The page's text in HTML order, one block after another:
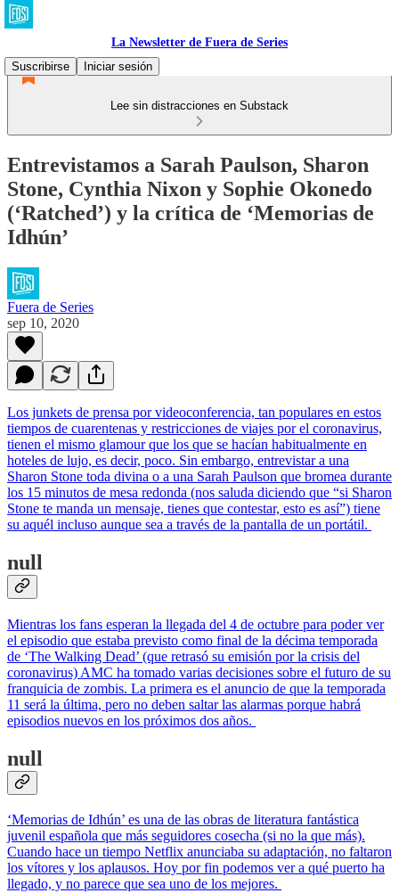
La Newsletter de Fuera de Series
Suscribirse
Iniciar sesión
Lee sin distracciones en Substack
Entrevistamos a Sarah Paulson, Sharon
Stone, Cynthia Nixon y Sophie Okonedo
(‘Ratched’) y la crítica de ‘Memorias de
Idhún’
Fuera de Series
sep 10, 2020
Los junkets de prensa por videoconferencia, tan populares en estos
tiempos de cuarentenas y restricciones de viajes por el coronavirus,
tienen el mismo glamour que los que se hacían habitualmente en
hoteles de lujo, es decir, poco. Sin embargo, entrevistar a una
Sharon Stone toda divina o a una Sarah Paulson que bromea durante
los 15 minutos de mesa redonda (nos saluda diciendo que “si Sharon
Stone te manda un mensaje, tienes que contestar, esto es así”) tiene
su aquél incluso aunque sea a través de la pantalla de un portátil.
null
Mientras los fans esperan la llegada del 4 de octubre para poder ver
el episodio que estaba previsto como final de la décima temporada
de ‘The Walking Dead’ (que retrasó su emisión por la crisis del
coronavirus) AMC ha tomado varias decisiones sobre el futuro de su
franquicia de zombis. La primera es el anuncio de que la temporada
11 será la última, pero no deben saltar las alarmas porque habrá
episodios nuevos en los próximos dos años.
null
‘Memorias de Idhún’ es una de las obras de literatura fantástica
juvenil española que más seguidores cosecha (si no la que más).
Cuando hace un tiempo Netflix anunciaba su adaptación, no faltaron
los vítores y los aplausos. Hoy por fin podemos ver a qué puerto ha
llegado, y no parece que sea uno de los mejores.